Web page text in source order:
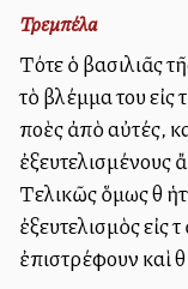
Τρεμπέλα
Τότε ὁ βασιλιᾶς
τὸ βλέμμα του εἰς
πολλὲς ἀπὸ αὐτές,
ἐξευτελισμένους
Τελικῶς ὅμως θὰ
ἐξευτελισμὸς εἰς
ἐπιστρέφουν καὶ